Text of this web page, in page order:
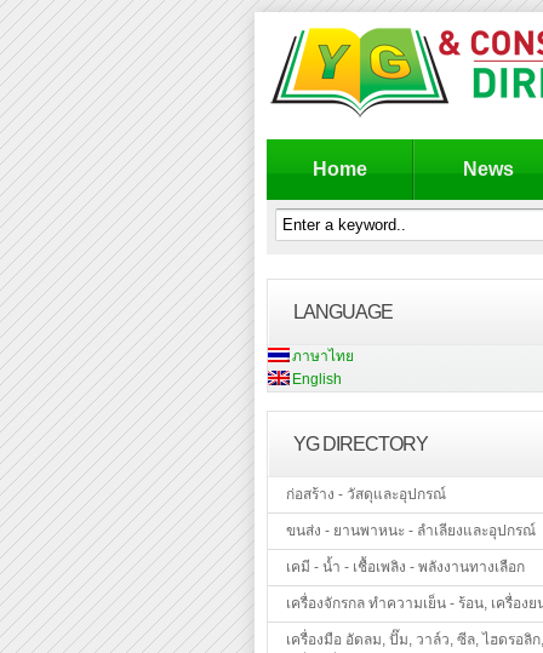
Home News
LANGUAGE
ภาษาไทย
English
YG DIRECTORY
ก่อสร้าง - วัสดุและอุปกรณ์
ขนส่ง - ยานพาหนะ - ลำเลียงและอุปกรณ์
เคมี - น้ำ - เชื้อเพลิง - พลังงานทางเลือก
เครื่องจักรกล ทำความเย็น - ร้อน, เครื่องย
เครื่องมือ อัดลม, ปั๊ม, วาล์ว, ซีล, ไฮดรอลิก,